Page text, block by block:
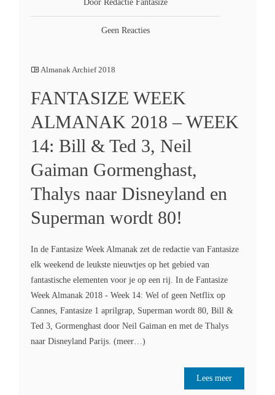
Door Redactie Fantasize
Geen Reacties
Almanak Archief 2018
FANTASIZE WEEK
ALMANAK 2018 – WEEK
14: Bill & Ted 3, Neil
Gaiman Gormenghast,
Thalys naar Disneyland en
Superman wordt 80!
In de Fantasize Week Almanak zet de redactie van Fantasize
elk weekend de leukste nieuwtjes op het gebied van
fantastische elementen voor je op een rij. In de Fantasize
Week Almanak 2018 - Week 14: Wel of geen Netflix op
Cannes, Fantasize 1 aprilgrap, Superman wordt 80, Bill &
Ted 3, Gormenghast door Neil Gaiman en met de Thalys
naar Disneyland Parijs. (meer…)
Lees meer